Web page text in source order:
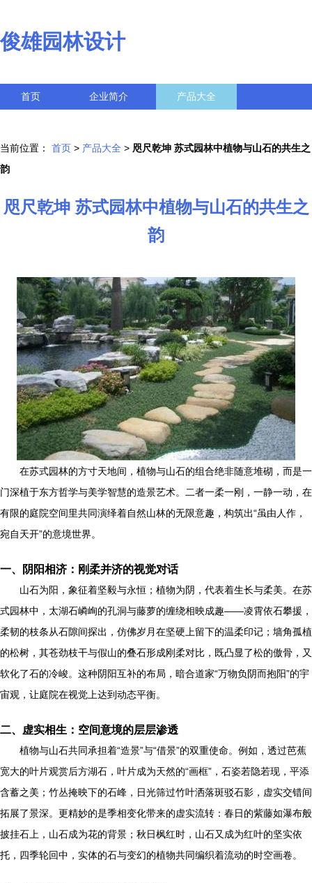
俊雄园林设计
首页 企业简介 产品大全
当前位置： 首页 > 产品大全 > 咫尺乾坤 苏式园林中植物与山石的共生之
韵
咫尺乾坤 苏式园林中植物与山石的共生之
韵
在苏式园林的方寸天地间，植物与山石的组合绝非随意堆砌，而是一
门深植于东方哲学与美学智慧的造景艺术。二者一柔一刚，一静一动，在
有限的庭院空间里共同演绎着自然山林的无限意趣，构筑出“虽由人作，
宛自天开”的意境世界。
一、阴阳相济：刚柔并济的视觉对话
山石为阳，象征着坚毅与永恒；植物为阴，代表着生长与柔美。在苏
式园林中，太湖石嶙峋的孔洞与藤萝的缠绕相映成趣——凌霄依石攀援，
柔韧的枝条从石隙间探出，仿佛岁月在坚硬上留下的温柔印记；墙角孤植
的松树，其苍劲枝干与假山的叠石形成刚柔对比，既凸显了松的傲骨，又
软化了石的冷峻。这种阴阳互补的布局，暗合道家“万物负阴而抱阳”的宇
宙观，让庭院在视觉上达到动态平衡。
二、虚实相生：空间意境的层层渗透
植物与山石共同承担着“造景”与“借景”的双重使命。例如，透过芭蕉
宽大的叶片观赏后方湖石，叶片成为天然的“画框”，石姿若隐若现，平添
含蓄之美；竹丛掩映下的石峰，日光筛过竹叶洒落斑驳石影，虚实交错间
拓展了景深。更精妙的是季相变化带来的虚实流转：春日的紫藤如瀑布般
披挂石上，山石成为花的背景；秋日枫红时，山石又成为红叶的坚实依
托，四季轮回中，实体的石与变幻的植物共同编织着流动的时空画卷。